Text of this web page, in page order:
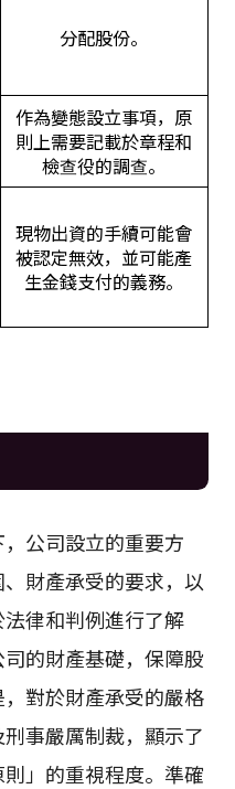
分配股份。
作為變態設立事項，原
則上需要記載於章程和
檢查役的調查。
現物出資的手續可能會
被認定無效，並可能產
生金錢支付的義務。
公司設立的重要方
財產承受的要求，以
律和判例進行了解
的財產基礎，保障股
對於財產承受的嚴格
事嚴厲制裁，顯示了
」的重視程度。準確